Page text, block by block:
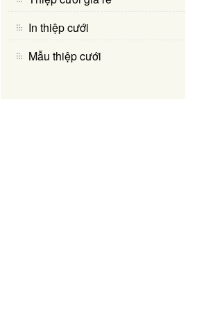
In thiệp cưới
Mẫu thiệp cưới